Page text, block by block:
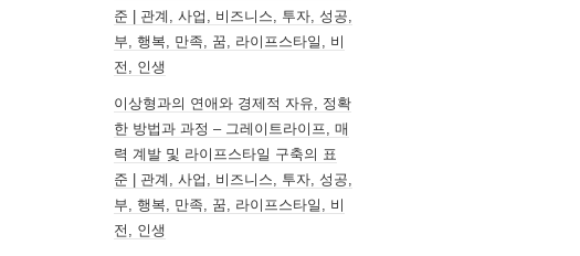
준 | 관계, 사업, 비즈니스, 투자, 성공,
부, 행복, 만족, 꿈, 라이프스타일, 비
전, 인생
이상형과의 연애와 경제적 자유, 정확
한 방법과 과정 – 그레이트라이프, 매
력 계발 및 라이프스타일 구축의 표
준 | 관계, 사업, 비즈니스, 투자, 성공,
부, 행복, 만족, 꿈, 라이프스타일, 비
전, 인생